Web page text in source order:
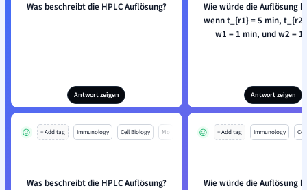
Was beschreibt die HPLC Auflösung?
Antwort zeigen
Wie würde die Auflösung
wenn t_{r1} = 5 min,
w1 = 1 min, und w2 =
Antwort zeigen
+ Add tag Immunology Cell Biology Mo
Was beschreibt die HPLC Auflösung?
+ Add tag Immunology
Wie würde die Auflösung